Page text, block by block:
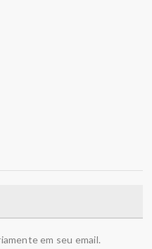
em seu email.